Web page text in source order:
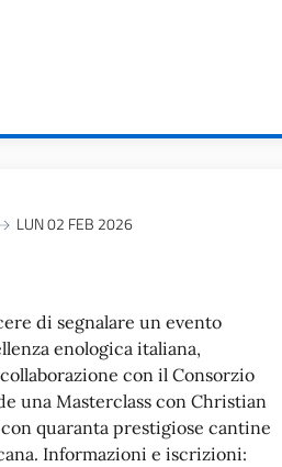
LUN 02 FEB 2026
di segnalare un evento
enologica italiana,
con il Consorzio
una Masterclass con Christian
quaranta prestigiose cantine
Informazioni e iscrizioni: